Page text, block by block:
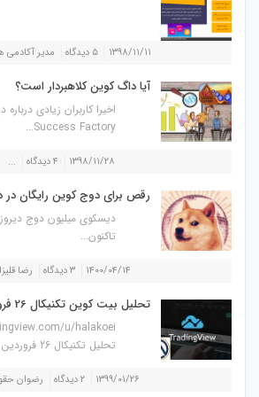
۱۳۹۸/۱۱/۱۱ ۵ دیدگاه مدیر آکادمی
آیا داگ کوین کلاهبردار است؟
اخیرا کاربران زیادی
Success Factory...
۱۳۹۸/۱۱/۲۸ ۴ دیدگاه ...
رقص برای دوج کوین رایگان
دیسکوی میلیون دوج
تاکنون...
۱۴۰۰/۰۴/۱۴ ۳ دیدگاه رضا
تحلیل بیت کوین تکنیکال 26 فروردین
تحلیل تکنیکال 26 فروردین سلام...
۱۳۹۹/۰۱/۲۶ ۲ دیدگاه رضوان